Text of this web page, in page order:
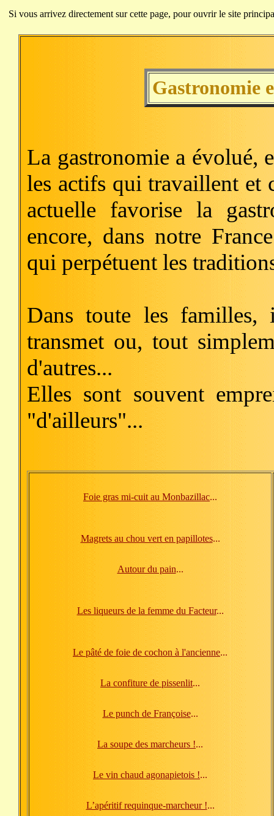
Si vous arrivez directement sur cette page, pour ouvrir le site
Gastronomie
La gastronomie a évolué,
les actifs qui travaillent et
actuelle favorise la
encore, dans notre
qui perpétuent les
Dans toute les
transmet ou, tout
d'autres...
Elles sont souvent
"d'ailleurs"...
Foie gras mi-cuit au Monbazillac...
Magrets au chou vert en papillotes...
Autour du pain...
Les liqueurs de la femme du Facteur...
Le pâté de foie de cochon à l'ancienne...
La confiture de pissenlit...
Le punch de Françoise...
La soupe des marcheurs !...
Le vin chaud agonapietois !...
L’apéritif requinque-marcheur !...